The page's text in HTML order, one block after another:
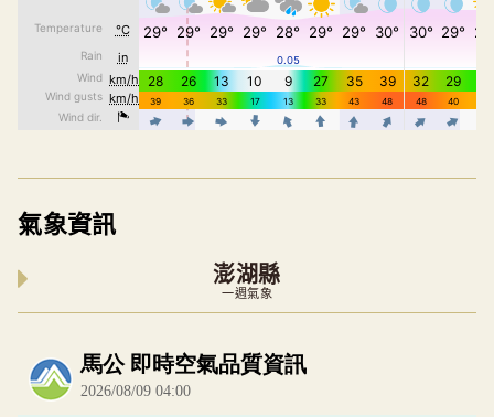
氣象資訊
澎湖縣
一週氣象
內嵌空氣品質小工具為視覺預覽，完整即時空